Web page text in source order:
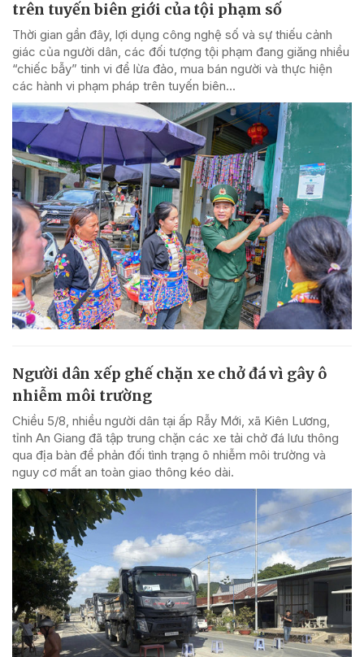
trên tuyến biên giới của tội phạm số
Thời gian gần đây, lợi dụng công nghệ số và sự thiếu cảnh
giác của người dân, các đối tượng tội phạm đang giăng nhiều
“chiếc bẫy” tinh vi để lừa đảo, mua bán người và thực hiện
các hành vi phạm pháp trên tuyến biên...
Người dân xếp ghế chặn xe chở đá vì gây ô
nhiễm môi trường
Chiều 5/8, nhiều người dân tại ấp Rẫy Mới, xã Kiên Lương,
tỉnh An Giang đã tập trung chặn các xe tải chở đá lưu thông
qua địa bàn để phản đối tình trạng ô nhiễm môi trường và
nguy cơ mất an toàn giao thông kéo dài.